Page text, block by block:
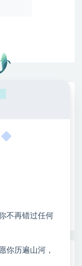
向互联网创业
信息差 + 见识
为众多创业者
站会员，将尽
！
不再错过任何
你历遍山河，